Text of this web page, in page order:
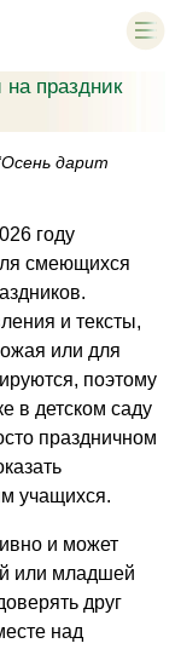
праздник
дарит
году
смеющихся
и тексты,
или для
поэтому
в детском саду
праздничном
учащихся.
и может
или младшей
друг
над